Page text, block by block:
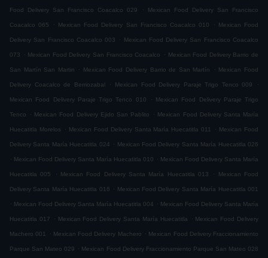
Food Delivery San Francisco Coacalco 029 . Mexican Food Delivery San Francisco
Coacalco 065 . Mexican Food Delivery San Francisco Coacalco 010 . Mexican Food
Delivery San Francisco Coacalco 003 . Mexican Food Delivery San Francisco Coacalco
073 . Mexican Food Delivery San Francisco Coacalco . Mexican Food Delivery Barrio de
San Martín San Martin . Mexican Food Delivery Barrio de San Martín . Mexican Food
Delivery Coacalco de Berriozabal . Mexican Food Delivery Paraje Trigo Tenco 009 .
Mexican Food Delivery Paraje Trigo Tenco 010 . Mexican Food Delivery Paraje Trigo
Tenco . Mexican Food Delivery Ejido San Pablito . Mexican Food Delivery Santa María
Huecatitla Morelos . Mexican Food Delivery Santa María Huecatitla 011 . Mexican Food
Delivery Santa María Huecatitla 024 . Mexican Food Delivery Santa María Huecatitla 026
. Mexican Food Delivery Santa María Huecatitla 010 . Mexican Food Delivery Santa María
Huecatitla 005 . Mexican Food Delivery Santa María Huecatitla 013 . Mexican Food
Delivery Santa María Huecatitla 016 . Mexican Food Delivery Santa María Huecatitla 001
. Mexican Food Delivery Santa María Huecatitla 004 . Mexican Food Delivery Santa María
Huecatitla 017 . Mexican Food Delivery Santa María Huecatitla . Mexican Food Delivery
Machero 001 . Mexican Food Delivery Machero . Mexican Food Delivery Fraccionamiento
Parque San Mateo 029 . Mexican Food Delivery Fraccionamiento Parque San Mateo 028